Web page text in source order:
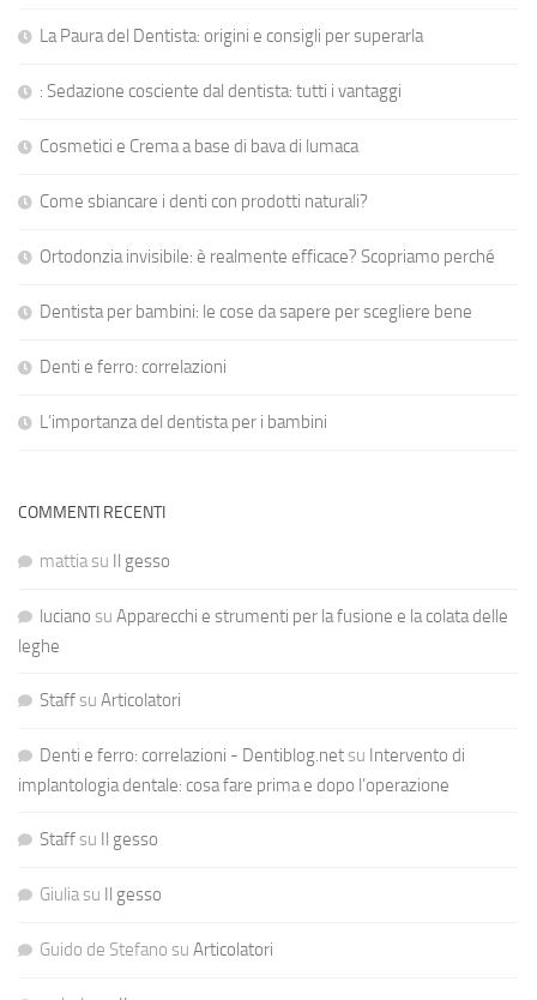
La Paura del Dentista: origini e consigli per superarla
: Sedazione cosciente dal dentista: tutti i vantaggi
Cosmetici e Crema a base di bava di lumaca
Come sbiancare i denti con prodotti naturali?
Ortodonzia invisibile: è realmente efficace? Scopriamo perché
Dentista per bambini: le cose da sapere per scegliere bene
Denti e ferro: correlazioni
L’importanza del dentista per i bambini
COMMENTI RECENTI
mattiasu Il gesso
luciano su Apparecchi e strumenti per la fusione e la colata delle
leghe
Staffsu Articolatori
Denti e ferro: correlazioni - Dentiblog.netsu Intervento di
implantologia dentale: cosa fare prima e dopo l’operazione
Staffsu Il gesso
Giuliasu Il gesso
Guido de Stefano su Articolatori